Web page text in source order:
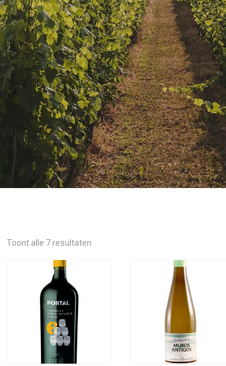
Toont alle 7 resultaten